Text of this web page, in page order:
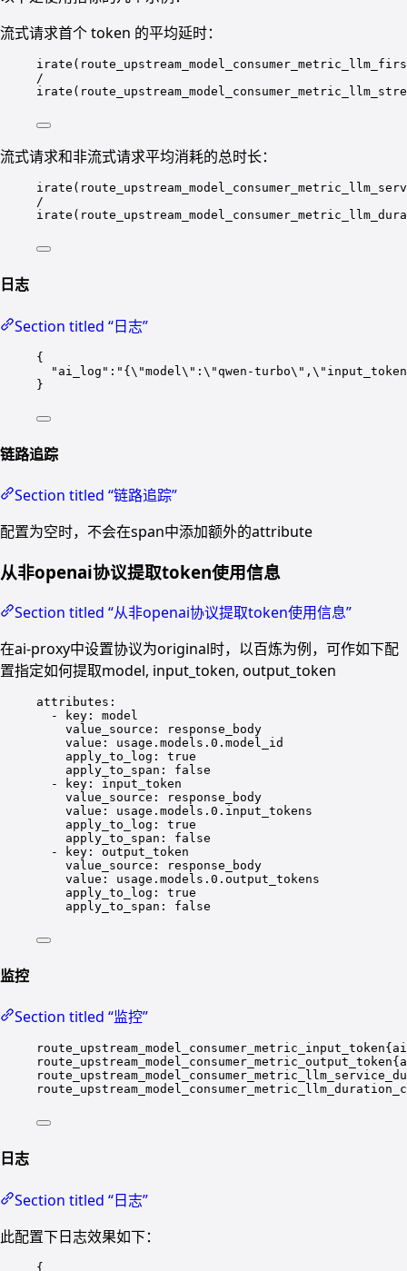
流式请求首个 token 的平均延时：
/
流式请求和非流式请求平均消耗的总时长：
/
日志
Section titled “日志”
{
"ai_log" : " {\"model \" : \"qwen-turbo\" , \" input_token
}
链路追踪
Section titled “链路追踪”
配置为空时，不会在span中添加额外的attribute
从非openai协议提取token使用信息
Section titled “从非openai协议提取token使用信息”
在ai-proxy中设置协议为original时，以百炼为例，可作如下配
置指定如何提取model, input_token, output_token
attributes :
-
key : model
value_source :
response_body
value : usage.models.0.model_id
apply_to_log : true
apply_to_span : false
-
key : input_token
value_source :
response_body
value : usage.models.0.input_tokens
apply_to_log : true
apply_to_span : false
-
key : output_token
value_source :
response_body
value : usage.models.0.output_tokens
apply_to_log : true
apply_to_span : false
监控
Section titled “监控”
日志
Section titled “日志”
此配置下日志效果如下：
{